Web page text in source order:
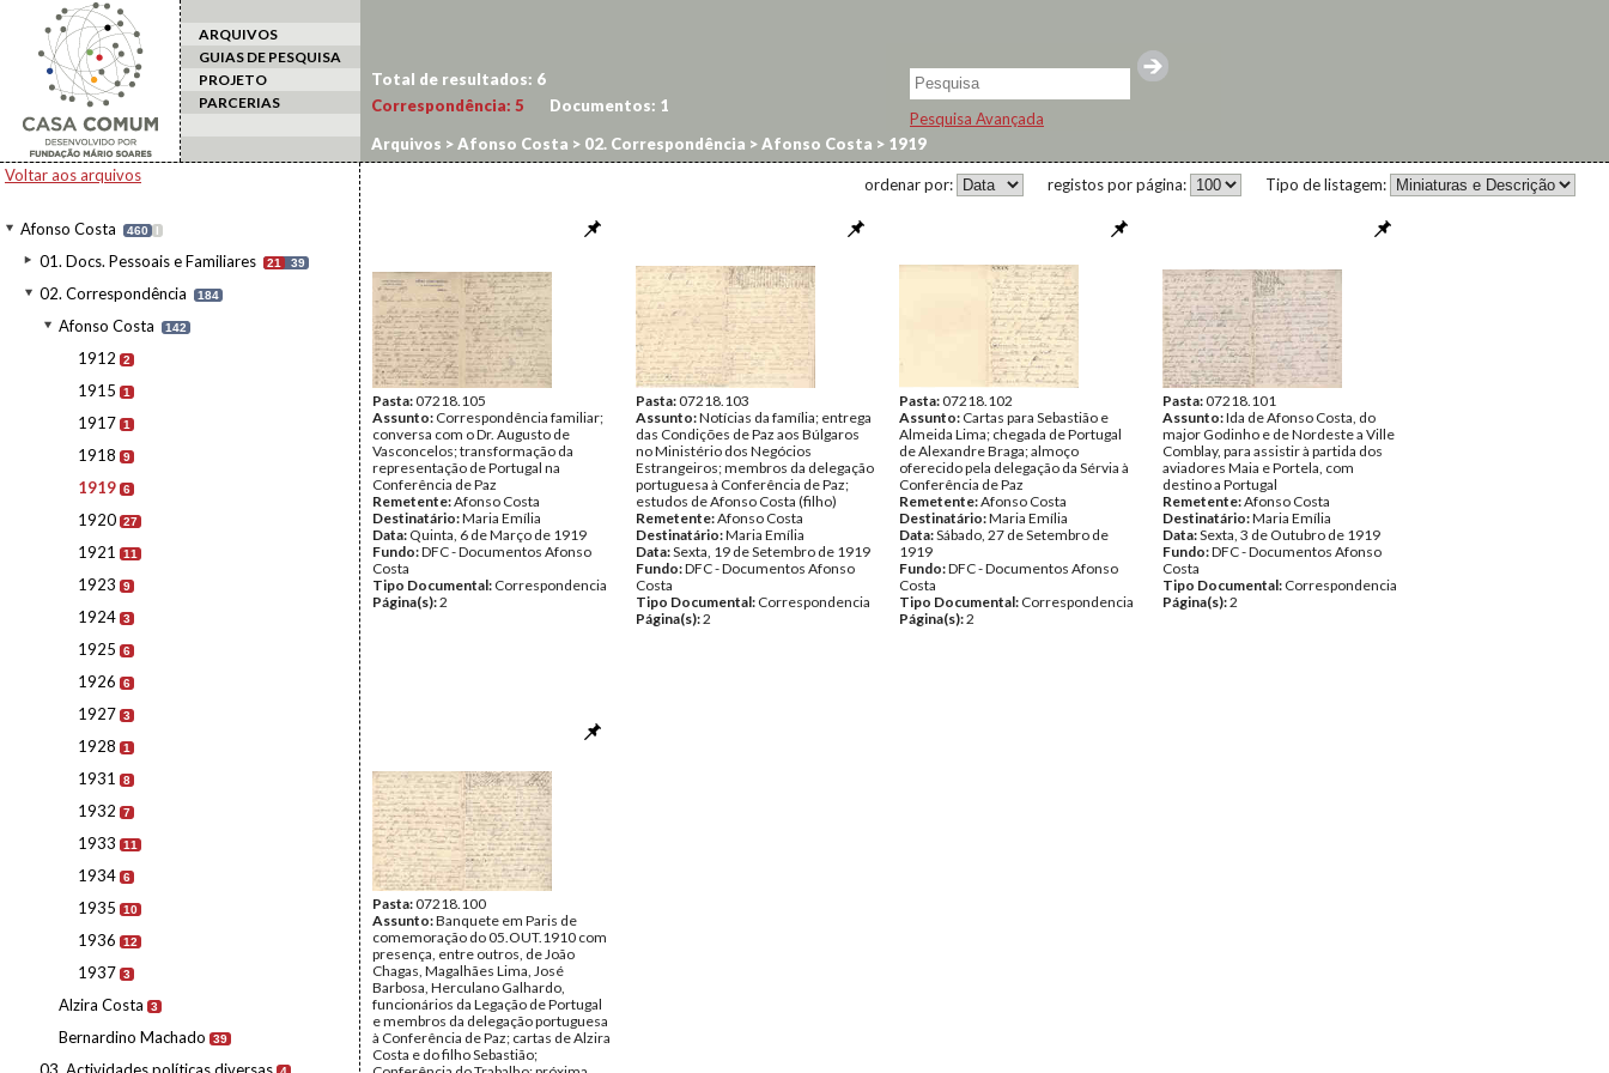
ARQUIVOS
GUIAS DE PESQUISA
PROJETO
PARCERIAS
Pesquisa Avançada
Voltar aos arquivos
Afonso Costa 460 I
01. Docs. Pessoais e Familiares 21 39
02. Correspondência 184
Afonso Costa 142
1912 2
1915 1
1917 1
1918 9
1919 6
1920 27
1921 11
1923 9
1924 3
1925 6
1926 6
1927 3
1928 1
1931 8
1932 7
1933 11
1934 6
1935 10
1936 12
1937 3
Alzira Costa 3
Bernardino Machado 39
Total de resultados: 6
Correspondência: 5 Documentos: 1
Arquivos >Afonso Costa > 02. Correspondência >Afonso Costa > 1919
Tipo de listagem:
registos por página:
ordenar por:
Pasta:07218.105
Assunto: Correspondência familiar;
conversa com o Dr. Augusto de
Vasconcelos; transformação da
representação de Portugal na
Conferência de Paz
Remetente:Afonso Costa
Destinatário:Maria Emília
Data: Quinta, 6 de Março de 1919
Fundo:DFC - Documentos Afonso
Costa
Tipo Documental: Correspondencia
Página(s):2
Pasta:07218.103
Assunto:Notícias da família; entrega
das Condições de Paz aos Búlgaros
no Ministério dos Negócios
Estrangeiros; membros da delegação
portuguesa à Conferência de Paz;
estudos de Afonso Costa (filho)
Remetente:Afonso Costa
Destinatário:Maria Emília
Data:Sexta, 19 de Setembro de 1919
Fundo:DFC - Documentos Afonso
Costa
Tipo Documental: Correspondencia
Página(s):2
Pasta:07218.102
Assunto: Cartas para Sebastião e
Almeida Lima; chegada de Portugal
de Alexandre Braga; almoço
oferecido pela delegação da Sérvia à
Conferência de Paz
Remetente:Afonso Costa
Destinatário:Maria Emília
Data:Sábado, 27 de Setembro de
1919
Fundo:DFC - Documentos Afonso
Costa
Tipo Documental: Correspondencia
Página(s):2
Pasta:07218.101
Assunto:Ida de Afonso Costa, do
major Godinho e de Nordeste a Ville
Comblay, para assistir à partida dos
aviadores Maia e Portela, com
destino a Portugal
Remetente:Afonso Costa
Destinatário:Maria Emília
Data:Sexta, 3 de Outubro de 1919
Fundo:DFC - Documentos Afonso
Costa
Tipo Documental: Correspondencia
Página(s):2
Pasta:07218.100
Assunto:Banquete em Paris de
comemoração do 05.OUT.1910 com
presença, entre outros, de João
Chagas, Magalhães Lima, José
Barbosa, Herculano Galhardo,
funcionários da Legação de Portugal
e membros da delegação portuguesa
à Conferência de Paz; cartas de Alzira
Costa e do filho Sebastião;